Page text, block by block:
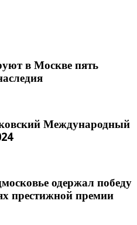
в Москве пять
Международный
одержал победу
престижной премии